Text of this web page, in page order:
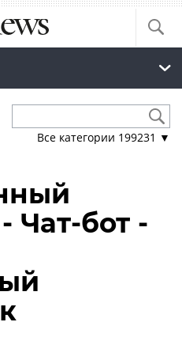
Все категории 199231 ▼
Чат-бот -